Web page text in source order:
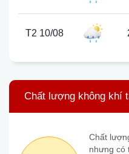
T2 10/08
Chất lượng không khí
Chất
nhưng có